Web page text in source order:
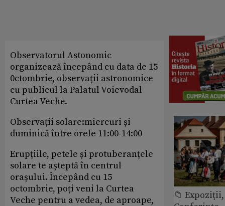
Observatorul Astonomic
organizează începând cu data de 15
0ctombrie, observații astronomice
cu publicul la Palatul Voievodal
Curtea Veche.
Observații solare:miercuri și
duminică între orele 11:00-14:00
Erupțiile, petele și protuberanțele
solare te așteptă în centrul
orașului. Începând cu 15
octombrie, poți veni la Curtea
Veche pentru a vedea, de aproape,
📁